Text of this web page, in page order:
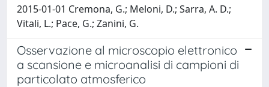
2015-01-01 Cremona, G.; Meloni, D.; Sarra, A. D.;
Vitali, L.; Pace, G.; Zanini, G.
Osservazione al microscopio elettronico
a scansione e microanalisi di campioni di
particolato atmosferico